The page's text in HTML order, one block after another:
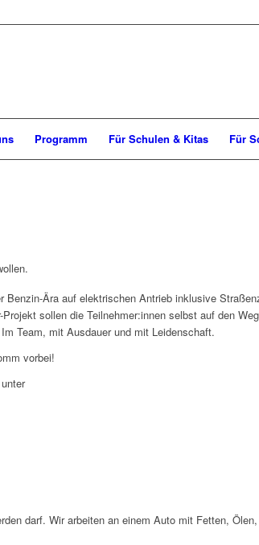
Programm Für Schulen & Kitas Für
Ära auf elektrischen Antrieb inklusive
sollen die Teilnehmer:innen selbst auf den
Team, mit Ausdauer und mit Leidenschaft.
vorbei!
darf. Wir arbeiten an einem Auto mit Fetten,